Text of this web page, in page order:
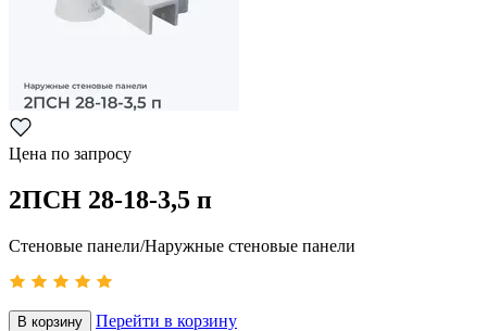
Цена по запросу
2ПСН 28-18-3,5 п
Стеновые панели/Наружные стеновые панели
В корзину Перейти в корзину